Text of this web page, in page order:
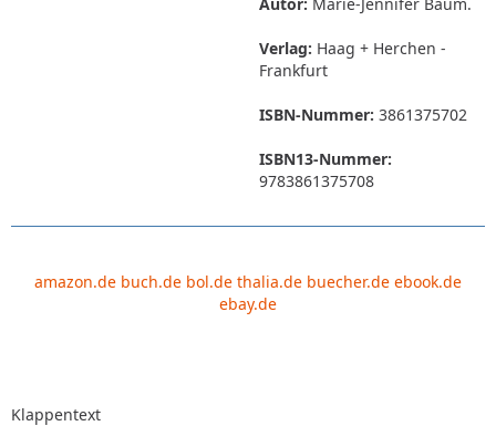
Verlag: Haag + Herchen -
Frankfurt
ISBN-Nummer: 3861375702
ISBN13-Nummer:
9783861375708
amazon.de buch.de bol.de thalia.de buecher.de ebook.de
ebay.de
Klappentext